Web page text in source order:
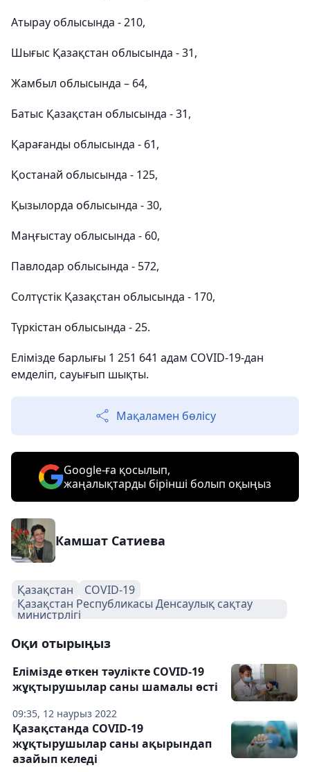
Атырау облысында - 210,
Шығыс Қазақстан облысында - 31,
Жамбыл облысында – 64,
Батыс Қазақстан облысында - 31,
Қарағанды облысында - 61,
Қостанай облысында - 125,
Қызылорда облысында - 30,
Маңғыстау облысында - 60,
Павлодар облысында - 572,
Солтүстік Қазақстан облысында - 170,
Түркістан облысында - 25.
Елімізде барлығы 1 251 641 адам COVID-19-дан
емделіп, сауығып шықты.
Мақаламен бөлісу
Google-ға қосылып,
жаңалықтарды бірінші болып оқыңыз
Камшат Сатиева
Қазақстан
COVID-19
Қазақстан Республикасы Денсаулық сақтау
министрлігі
Оқи отырыңыз
09:35, 12 наурыз 2022
Елімізде өткен тәулікте COVID-19
жұқтырушылар саны шамалы өсті
Қазақстанда COVID-19
жұқтырушылар саны ақырындап
азайып келеді